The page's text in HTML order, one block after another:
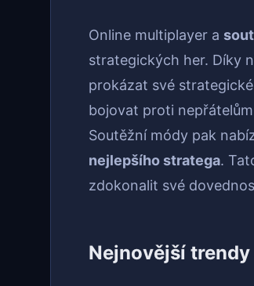
Online multiplayer a
strategických her. Díky
prokázat své
bojovat proti
Soutěžní módy pak
nejlepšího stratega.
zdokonalit své
Nejnovější